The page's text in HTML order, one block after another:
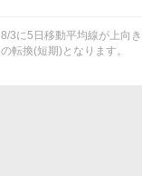
8/3に5日移動平均線が上向
の転換(短期)となります。